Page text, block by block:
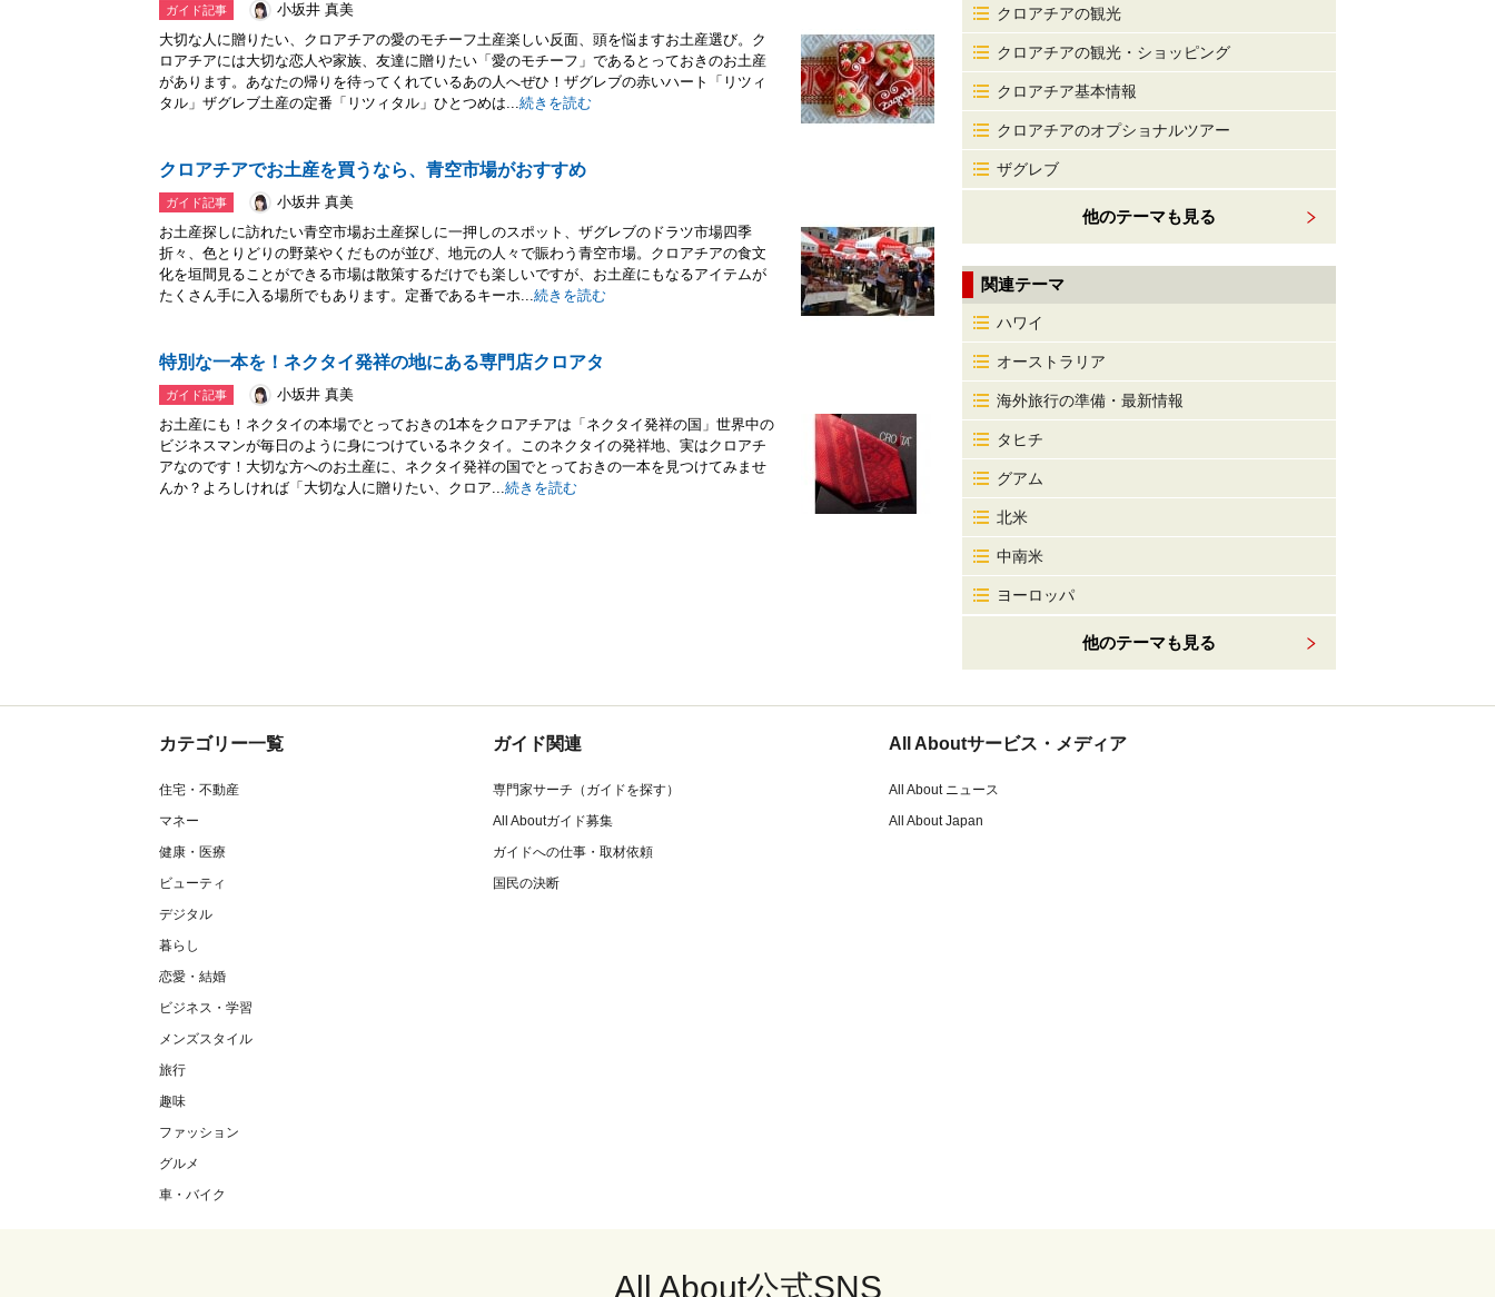
ガイド記事
小坂井 真美
大切な人に贈りたい、クロアチアの愛のモチーフ土産楽しい反面、頭を悩ますお土産選び。ク
ロアチアには大切な恋人や家族、友達に贈りたい「愛のモチーフ」であるとっておきのお土産
があります。あなたの帰りを待ってくれているあの人へぜひ！ザグレブの赤いハート「リツィ
タル」ザグレブ土産の定番「リツィタル」ひとつめは...続きを読む
クロアチアでお土産を買うなら、青空市場がおすすめ
ガイド記事
小坂井 真美
お土産探しに訪れたい青空市場お土産探しに一押しのスポット、ザグレブのドラツ市場四季
折々、色とりどりの野菜やくだものが並び、地元の人々で賑わう青空市場。クロアチアの食文
化を垣間見ることができる市場は散策するだけでも楽しいですが、お土産にもなるアイテムが
たくさん手に入る場所でもあります。定番であるキーホ...続きを読む
特別な一本を！ネクタイ発祥の地にある専門店クロアタ
ガイド記事
小坂井 真美
お土産にも！ネクタイの本場でとっておきの1本をクロアチアは「ネクタイ発祥の国」世界中の
ビジネスマンが毎日のように身につけているネクタイ。このネクタイの発祥地、実はクロアチ
アなのです！大切な方へのお土産に、ネクタイ発祥の国でとっておきの一本を見つけてみませ
んか？よろしければ「大切な人に贈りたい、クロア...続きを読む
クロアチアの観光
クロアチアの観光・ショッピング
クロアチア基本情報
クロアチアのオプショナルツアー
ザグレブ
他のテーマも見る
関連テーマ
ハワイ
オーストラリア
海外旅行の準備・最新情報
タヒチ
グアム
北米
中南米
ヨーロッパ
他のテーマも見る
カテゴリー一覧
住宅・不動産
マネー
健康・医療
ビューティ
デジタル
暮らし
恋愛・結婚
ビジネス・学習
メンズスタイル
旅行
趣味
ファッション
グルメ
車・バイク
ガイド関連
専門家サーチ（ガイドを探す）
All Aboutガイド募集
ガイドへの仕事・取材依頼
国民の決断
All Aboutサービス・メディア
All About ニュース
All About Japan
All About公式SNS